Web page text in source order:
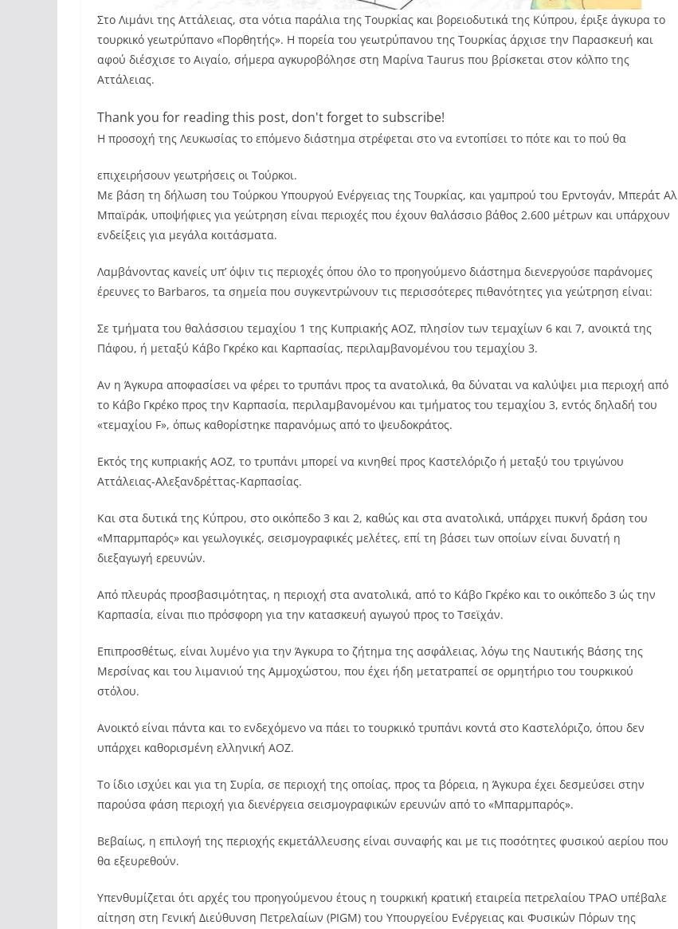
Στο Λιμάνι της Αττάλειας, στα νότια παράλια της Τουρκίας και βορειοδυτικά της Κύπρου, έριξε άγκυρα το
τουρκικό γεωτρύπανο «Πορθητής». Η πορεία του γεωτρύπανου της Τουρκίας άρχισε την Παρασκευή και
αφού διέσχισε το Αιγαίο, σήμερα αγκυροβόλησε στη Μαρίνα Taurus που βρίσκεται στον κόλπο της
Αττάλειας.
Thank you for reading this post, don't forget to subscribe!
Η προσοχή της Λευκωσίας το επόμενο διάστημα στρέφεται στο να εντοπίσει το πότε και το πού θα
επιχειρήσουν γεωτρήσεις οι Τούρκοι.
Με βάση τη δήλωση του Τούρκου Υπουργού Ενέργειας της Τουρκίας, και γαμπρού του Ερντογάν, Μπεράτ Αλ
Μπαϊράκ, υποψήφιες για γεώτρηση είναι περιοχές που έχουν θαλάσσιο βάθος 2.600 μέτρων και υπάρχουν
ενδείξεις για μεγάλα κοιτάσματα.
Λαμβάνοντας κανείς υπ’ όψιν τις περιοχές όπου όλο το προηγούμενο διάστημα διενεργούσε παράνομες
έρευνες το Barbaros, τα σημεία που συγκεντρώνουν τις περισσότερες πιθανότητες για γεώτρηση είναι:
Σε τμήματα του θαλάσσιου τεμαχίου 1 της Κυπριακής ΑΟΖ, πλησίον των τεμαχίων 6 και 7, ανοικτά της
Πάφου, ή μεταξύ Κάβο Γκρέκο και Καρπασίας, περιλαμβανομένου του τεμαχίου 3.
Αν η Άγκυρα αποφασίσει να φέρει το τρυπάνι προς τα ανατολικά, θα δύναται να καλύψει μια περιοχή από
το Κάβο Γκρέκο προς την Καρπασία, περιλαμβανομένου και τμήματος του τεμαχίου 3, εντός δηλαδή του
«τεμαχίου F», όπως καθορίστηκε παρανόμως από το ψευδοκράτος.
Εκτός της κυπριακής ΑΟΖ, το τρυπάνι μπορεί να κινηθεί προς Καστελόριζο ή μεταξύ του τριγώνου
Αττάλειας-Αλεξανδρέττας-Καρπασίας.
Και στα δυτικά της Κύπρου, στο οικόπεδο 3 και 2, καθώς και στα ανατολικά, υπάρχει πυκνή δράση του
«Μπαρμπαρός» και γεωλογικές, σεισμογραφικές μελέτες, επί τη βάσει των οποίων είναι δυνατή η
διεξαγωγή ερευνών.
Από πλευράς προσβασιμότητας, η περιοχή στα ανατολικά, από το Κάβο Γκρέκο και το οικόπεδο 3 ώς την
Καρπασία, είναι πιο πρόσφορη για την κατασκευή αγωγού προς το Τσεϊχάν.
Επιπροσθέτως, είναι λυμένο για την Άγκυρα το ζήτημα της ασφάλειας, λόγω της Ναυτικής Βάσης της
Μερσίνας και του λιμανιού της Αμμοχώστου, που έχει ήδη μετατραπεί σε ορμητήριο του τουρκικού
στόλου.
Ανοικτό είναι πάντα και το ενδεχόμενο να πάει το τουρκικό τρυπάνι κοντά στο Καστελόριζο, όπου δεν
υπάρχει καθορισμένη ελληνική ΑΟΖ.
Το ίδιο ισχύει και για τη Συρία, σε περιοχή της οποίας, προς τα βόρεια, η Άγκυρα έχει δεσμεύσει στην
παρούσα φάση περιοχή για διενέργεια σεισμογραφικών ερευνών από το «Μπαρμπαρός».
Βεβαίως, η επιλογή της περιοχής εκμετάλλευσης είναι συναφής και με τις ποσότητες φυσικού αερίου που
θα εξευρεθούν.
Υπενθυμίζεται ότι αρχές του προηγούμενου έτους η τουρκική κρατική εταιρεία πετρελαίου TPAO υπέβαλε
αίτηση στη Γενική Διεύθυνση Πετρελαίων (PIGM) του Υπουργείου Ενέργειας και Φυσικών Πόρων της